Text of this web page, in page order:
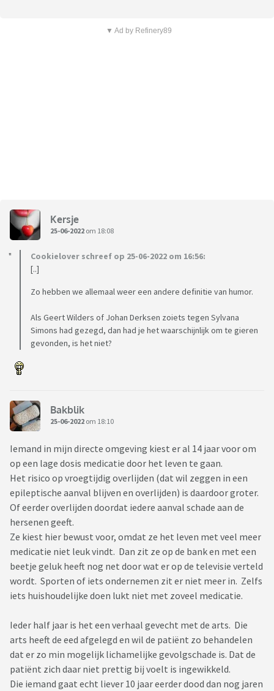
▼ Ad by Refinery89
Kersje
25-06-2022 om 18:08
Cookielover schreef op 25-06-2022 om 16:56:
[..]
Zo hebben we allemaal weer een andere definitie van humor.
Als Geert Wilders of Johan Derksen zoiets tegen Sylvana
Simons had gezegd, dan had je het waarschijnlijk om te gieren
gevonden, is het niet?
Bakblik
25-06-2022 om 18:10
Iemand in mijn directe omgeving kiest er al 14 jaar voor om
op een lage dosis medicatie door het leven te gaan.
Het risico op vroegtijdig overlijden (dat wil zeggen in een
epileptische aanval blijven en overlijden) is daardoor groter.
Of eerder overlijden doordat iedere aanval schade aan de
hersenen geeft.
Ze kiest hier bewust voor, omdat ze het leven met veel meer
medicatie niet leuk vindt. Dan zit ze op de bank en met een
beetje geluk heeft nog net door wat er op de televisie verteld
wordt. Sporten of iets ondernemen zit er niet meer in. Zelfs
iets huishoudelijke doen lukt niet met zoveel medicatie.
Ieder half jaar is het een verhaal gevecht met de arts. Die
arts heeft de eed afgelegd en wil de patiënt zo behandelen
dat er zo min mogelijk lichamelijke gevolgschade is. Dat de
patiënt zich daar niet prettig bij voelt is ingewikkeld.
Die iemand gaat echt liever 10 jaar eerder dood dan nog jaren